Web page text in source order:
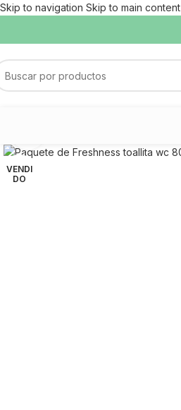
Skip to navigation Skip to main content
VENDI
DO